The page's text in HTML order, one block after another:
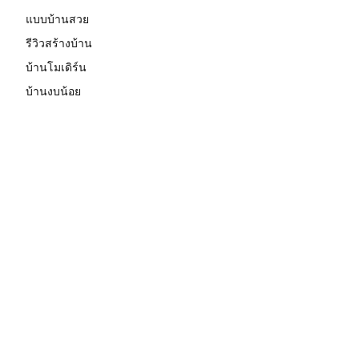
แบบบ้านสวย
รีวิวสร้างบ้าน
บ้านโมเดิร์น
บ้านงบน้อย